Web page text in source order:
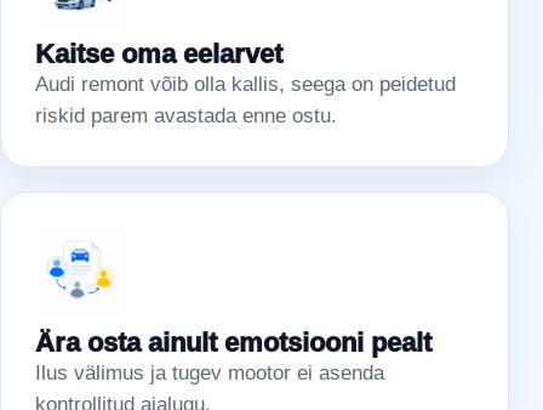
Kaitse oma eelarvet
Audi remont võib olla kallis, seega on peidetud
riskid parem avastada enne ostu.
Ära osta ainult emotsiooni pealt
Ilus välimus ja tugev mootor ei asenda
kontrollitud ajalugu.